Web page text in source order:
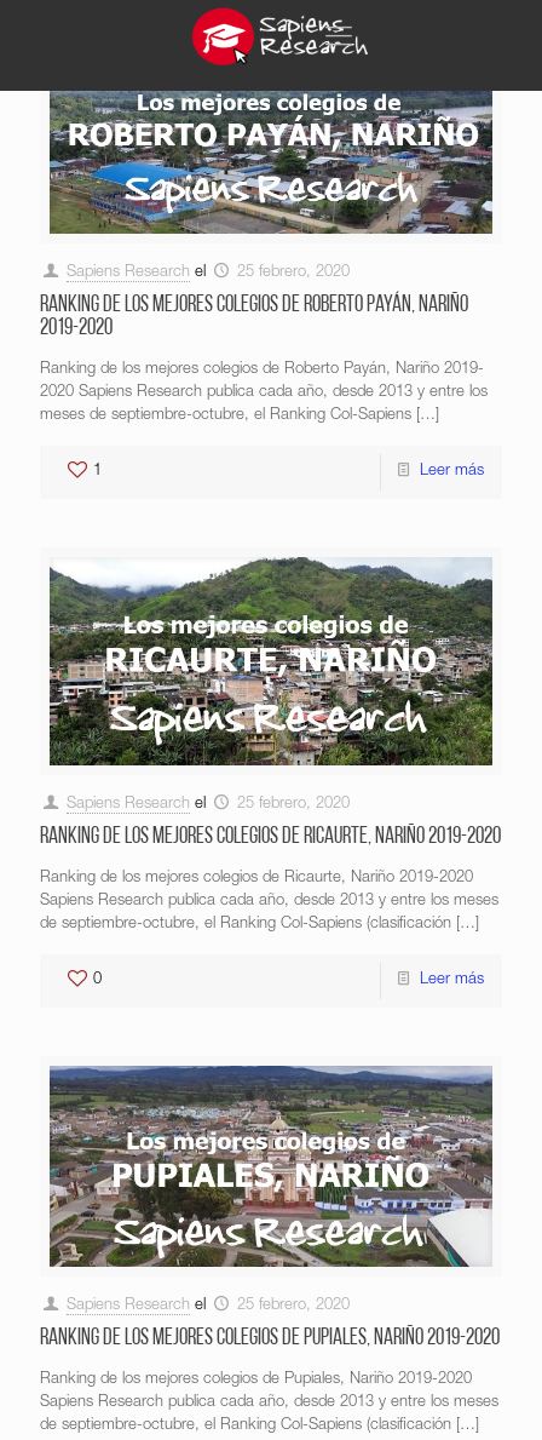
Sapiens Research el 25 febrero, 2020
Ranking de los mejores colegios de Roberto Payán, Nariño
2019-2020
Ranking de los mejores colegios de Roberto Payán, Nariño 2019-
2020 Sapiens Research publica cada año, desde 2013 y entre los
meses de septiembre-octubre, el Ranking Col-Sapiens […]
1 Leer más
Sapiens Research el 25 febrero, 2020
Ranking de los mejores colegios de Ricaurte, Nariño 2019-2020
Ranking de los mejores colegios de Ricaurte, Nariño 2019-2020
Sapiens Research publica cada año, desde 2013 y entre los meses
de septiembre-octubre, el Ranking Col-Sapiens (clasificación […]
0 Leer más
Sapiens Research el 25 febrero, 2020
Ranking de los mejores colegios de Pupiales, Nariño 2019-2020
Ranking de los mejores colegios de Pupiales, Nariño 2019-2020
Sapiens Research publica cada año, desde 2013 y entre los meses
de septiembre-octubre, el Ranking Col-Sapiens (clasificación […]